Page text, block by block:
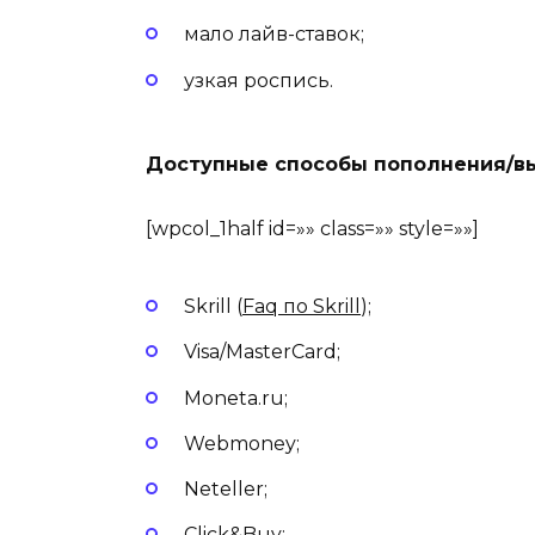
мало лайв-ставок;
узкая роспись.
Доступные способы пополнения/
[wpcol_1half id=»» class=»» style=»»]
Skrill (Faq по Skrill );
Visa/MasterCard;
Moneta.ru;
Webmoney;
Neteller;